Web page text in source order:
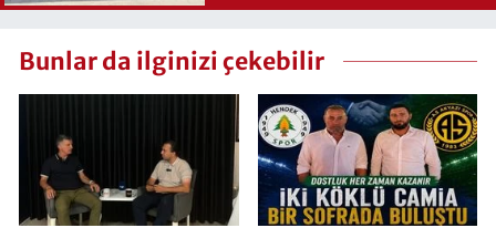
Bunlar da ilginizi çekebilir